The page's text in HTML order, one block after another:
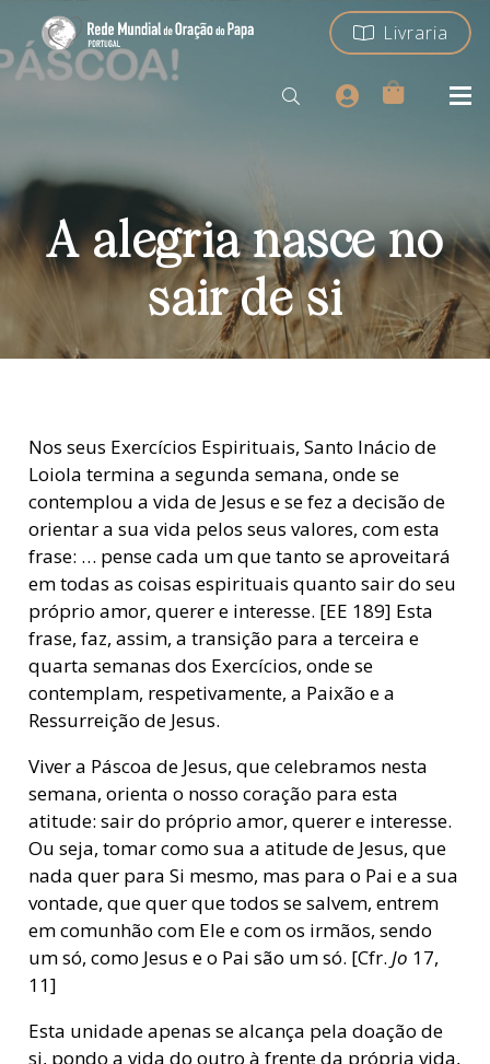
Livraria
A alegria nasce no
sair de si
Nos seus Exercícios Espirituais, Santo Inácio de
Loiola termina a segunda semana, onde se
contemplou a vida de Jesus e se fez a decisão de
orientar a sua vida pelos seus valores, com esta
frase: … pense cada um que tanto se aproveitará
em todas as coisas espirituais quanto sair do seu
próprio amor, querer e interesse. [EE 189] Esta
frase, faz, assim, a transição para a terceira e
quarta semanas dos Exercícios, onde se
contemplam, respetivamente, a Paixão e a
Ressurreição de Jesus.
Viver a Páscoa de Jesus, que celebramos nesta
semana, orienta o nosso coração para esta
atitude: sair do próprio amor, querer e interesse.
Ou seja, tomar como sua a atitude de Jesus, que
nada quer para Si mesmo, mas para o Pai e a sua
vontade, que quer que todos se salvem, entrem
em comunhão com Ele e com os irmãos, sendo
um só, como Jesus e o Pai são um só. [Cfr. Jo 17,
11]
Esta unidade apenas se alcança pela doação de
si, pondo a vida do outro à frente da própria vida,